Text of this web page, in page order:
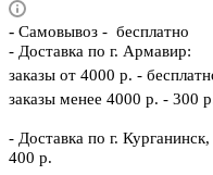
- Самовывоз - бесплатно
- Доставка по г. Армавир:
заказы от 4000 р. -
заказы менее 4000 р. - 300
- Доставка по г.
400 р.